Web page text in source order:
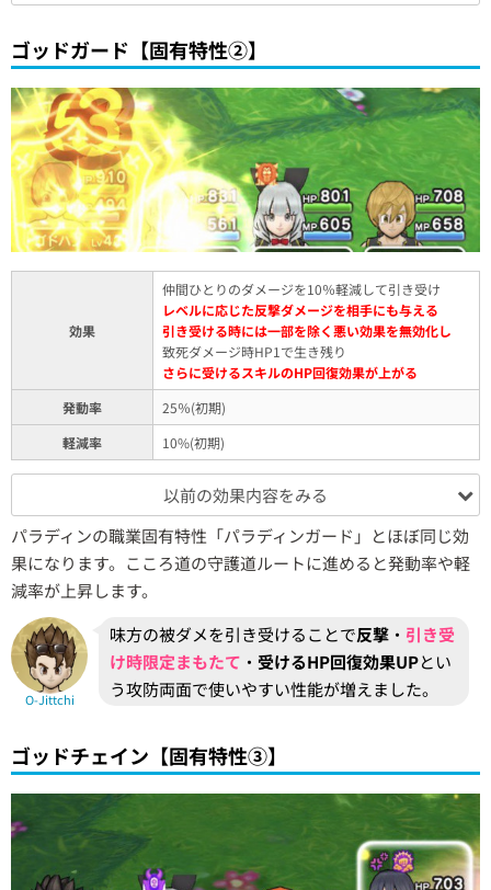
ゴッドガード【固有特性②】
効果
仲間ひとりのダメージを10％軽減して引き受け
レベルに応じた反撃ダメージを相手にも与える
引き受ける時には一部を除く悪い効果を無効化し
致死ダメージ時HP1で生き残り
さらに受けるスキルのHP回復効果が上がる
発動率
25％(初期)
軽減率
10%(初期)
以前の効果内容をみる
パラディンの職業固有特性「パラディンガード」とほぼ同じ効
果になります。こころ道の守護道ルートに進めると発動率や軽
減率が上昇します。
O-Jittchi
味方の被ダメを引き受けることで反撃 ・ 引き受
け時限定まもたて ・ 受けるHP回復効果UPとい
う攻防両面で使いやすい性能が増えました。
ゴッドチェイン【固有特性③】